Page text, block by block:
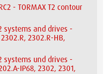
- TORMAX T2 contour
systems and drives -
2302.R-HB,
systems und drives -
IP68, 2302, 2301,